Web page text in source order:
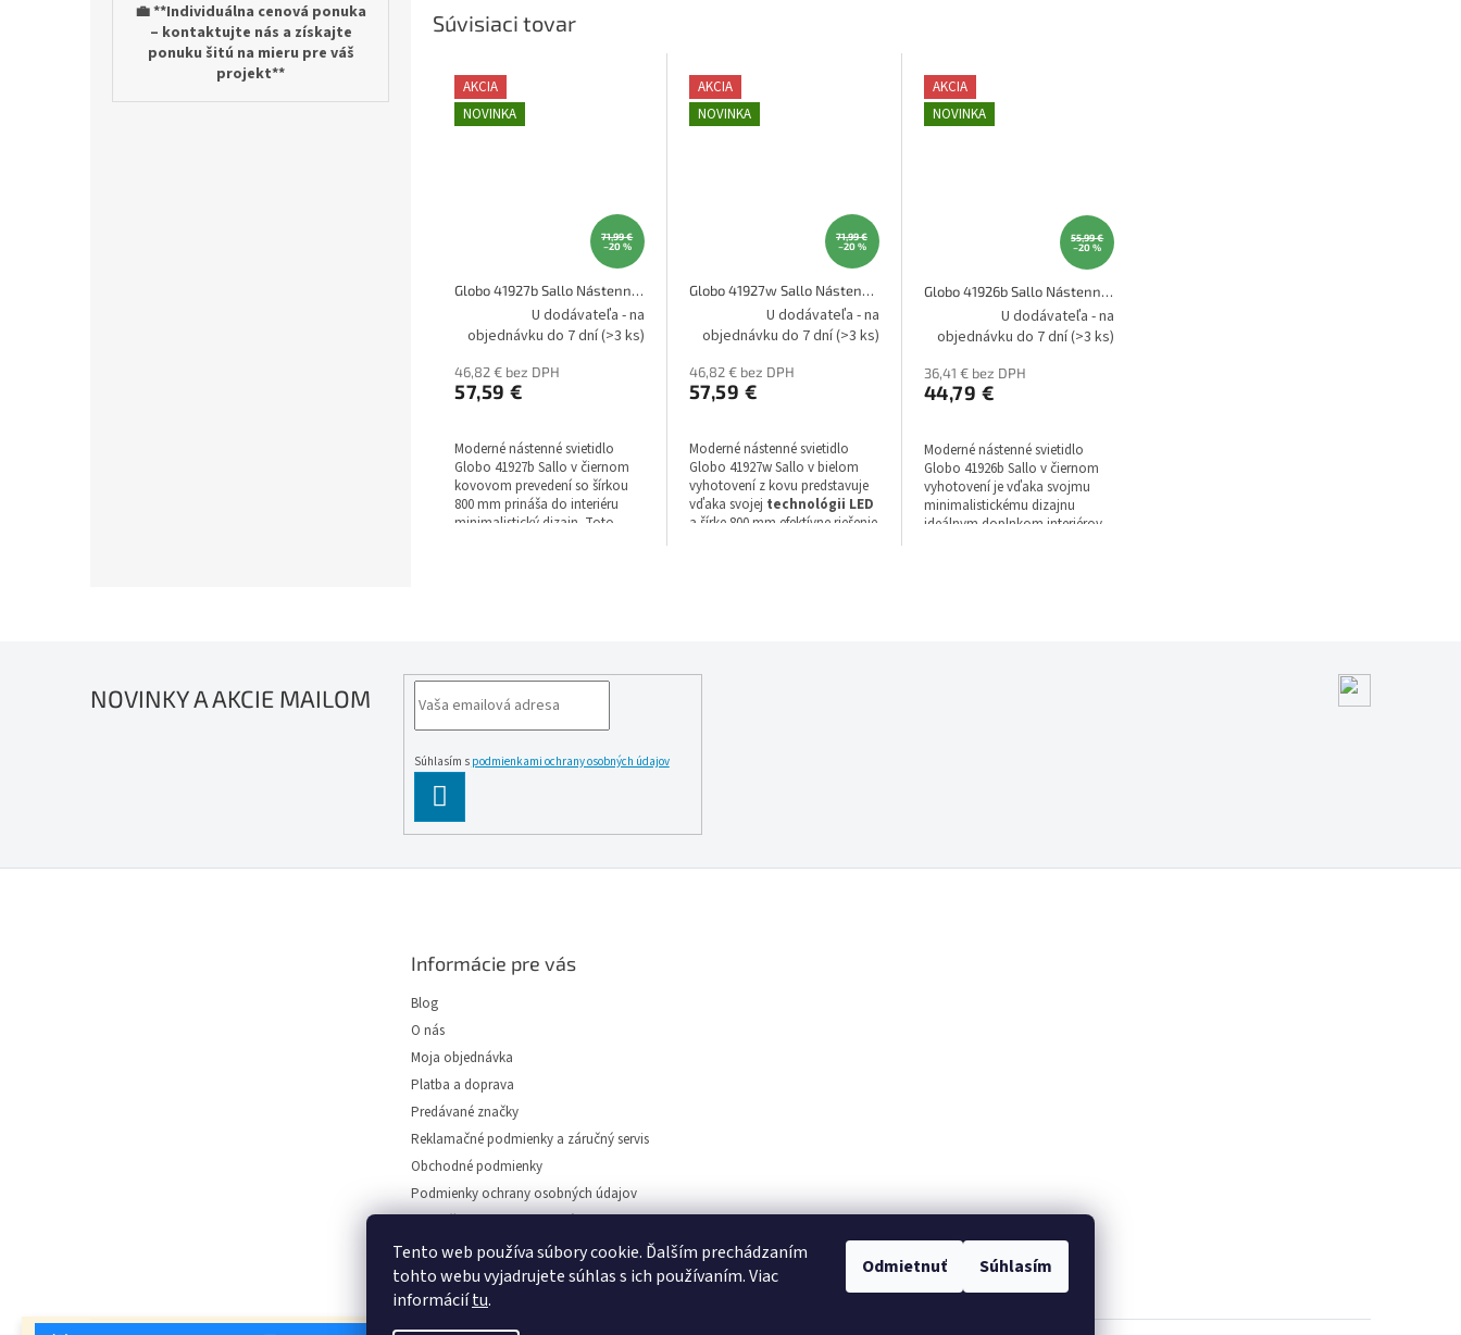
Tento web používa súbory cookie. Ďalším prechádzaním
tohto webu vyjadrujete súhlas s ich používaním. Viac
informáciítu.
Odmietnuť Súhlasím
💼 **Individuálna cenová ponuka
– kontaktujte nás a získajte
ponuku šitú na mieru pre váš
projekt**
Súvisiaci tovar
AKCIA
NOVINKA
71,99 €
–20 %
Globo 41927b Sallo Nástenné svietidlo
U dodávateľa - na
objednávku do 7 dní(>3 ks)
46,82 € bez DPH
57,59 €
Moderné nástenné svietidlo
Globo 41927b Sallo v čiernom
kovovom prevedení so šírkou
800 mm prináša do interiéru
minimalistický dizajn. Toto
AKCIA
NOVINKA
71,99 €
–20 %
Globo 41927w Sallo Nástenné svietidlo
U dodávateľa - na
objednávku do 7 dní(>3 ks)
46,82 € bez DPH
57,59 €
Moderné nástenné svietidlo
Globo 41927w Sallo v bielom
vyhotovení z kovu predstavuje
vďaka svojej technológii LED
a šírke 800 mm efektívne riešenie
AKCIA
NOVINKA
55,99 €
–20 %
Globo 41926b Sallo Nástenné svietidlo
U dodávateľa - na
objednávku do 7 dní(>3 ks)
36,41 € bez DPH
44,79 €
Moderné nástenné svietidlo
Globo 41926b Sallo v čiernom
vyhotovení je vďaka svojmu
minimalistickému dizajnu
ideálnym doplnkom interiérov.
NOVINKY A AKCIE MAILOM
Súhlasím s podmienkami ochrany osobných údajov
SE
Informácie pre vás
Blog
O nás
Moja objednávka
Platba a doprava
Predávané značky
Reklamačné podmienky a záručný servis
Obchodné podmienky
Podmienky ochrany osobných údajov
Predajňa svietidiel Dunajská Streda
Napíšte nám
Kontakt